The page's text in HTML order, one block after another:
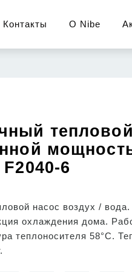
Контакты О Nibe
6
насос воздух /
охлаждения дома.
теплоносителя 58°C.